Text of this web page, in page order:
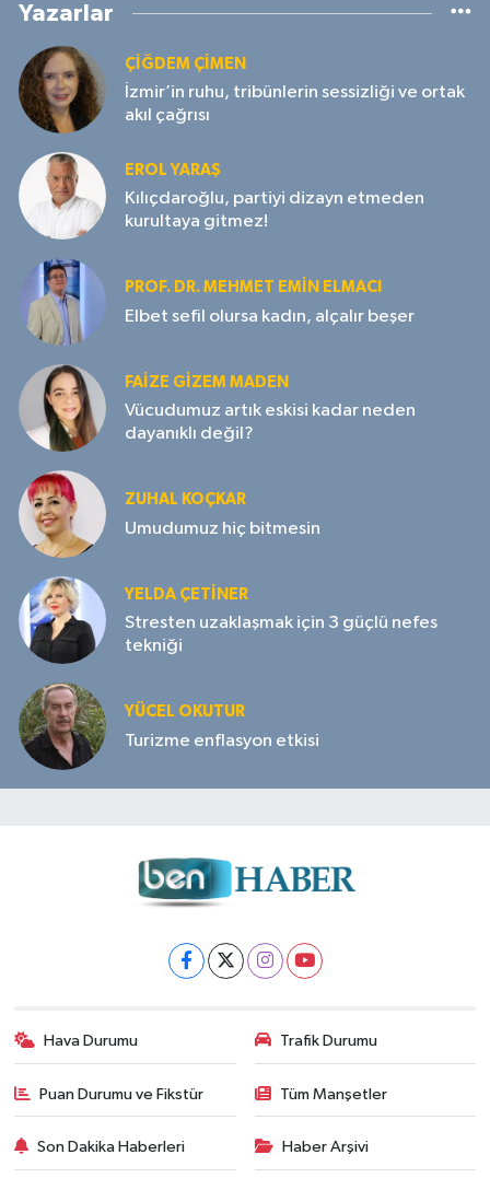
Yazarlar
ÇIĞDEM ÇIMEN
İzmir’in ruhu, tribünlerin sessizliği ve ortak
akıl çağrısı
EROL YARAŞ
Kılıçdaroğlu, partiyi dizayn etmeden
kurultaya gitmez!
PROF. DR. MEHMET EMIN ELMACI
Elbet sefil olursa kadın, alçalır beşer
FAIZE GIZEM MADEN
Vücudumuz artık eskisi kadar neden
dayanıklı değil?
ZUHAL KOÇKAR
Umudumuz hiç bitmesin
YELDA ÇETİNER
Stresten uzaklaşmak için 3 güçlü nefes
tekniği
YÜCEL OKUTUR
Turizme enflasyon etkisi
Hava Durumu Trafik Durumu
Puan Durumu ve Fikstür Tüm Manşetler
Son Dakika Haberleri Haber Arşivi